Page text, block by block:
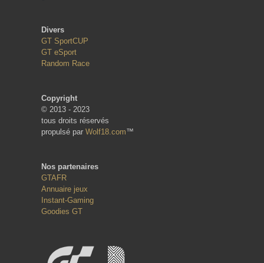
Divers
GT SportCUP
GT eSport
Random Race
Copyright
© 2013 - 2023
tous droits réservés
propulsé par Wolf18.com™
Nos partenaires
GTAFR
Annuaire jeux
Instant-Gaming
Goodies GT